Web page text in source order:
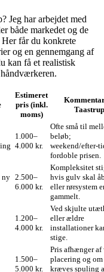
Jeg har arbejdet med
både markedet og de
får du konkrete
og en gennemgang af
kan få et realistisk
Estimeret
pris (inkl.
moms)
Taastrup
1.000–
4.000 kr.
Ofte små til
beløb;
weekend/
fordoble prisen.
ny 2.500–
6.000 kr.
Kompleksitet
hvis gulv skal
eller rørsystem
gammelt.
1.200–
4.000 kr.
Ved skjulte
eller ældre
installationer
stige.
1.500–
5.000 kr.
Pris afhænger
placering og om
kræves spuling